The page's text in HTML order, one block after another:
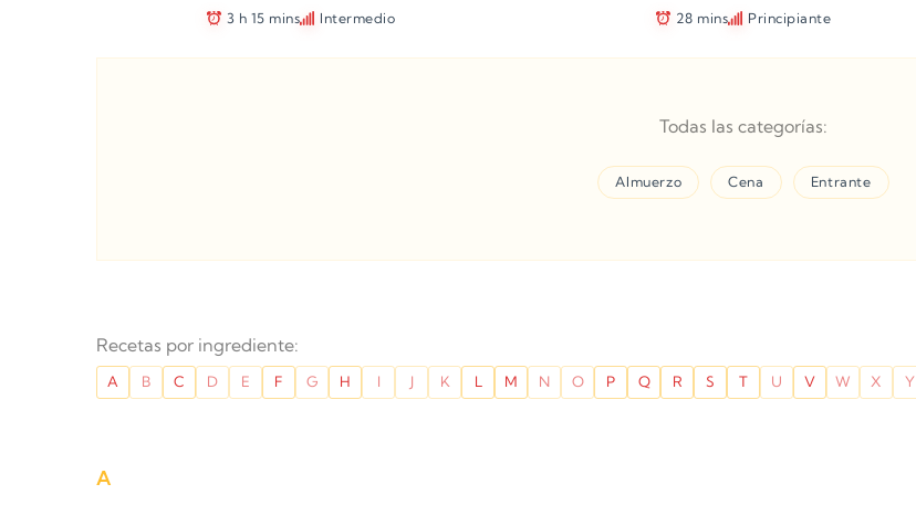
3 h 15 mins Intermedio 28 mins Principiante
Todas las categorías:
Almuerzo Cena Entrante
Recetas por ingrediente:
A B C D E F G H I J K L M N O P Q R S T U V W X Y
A